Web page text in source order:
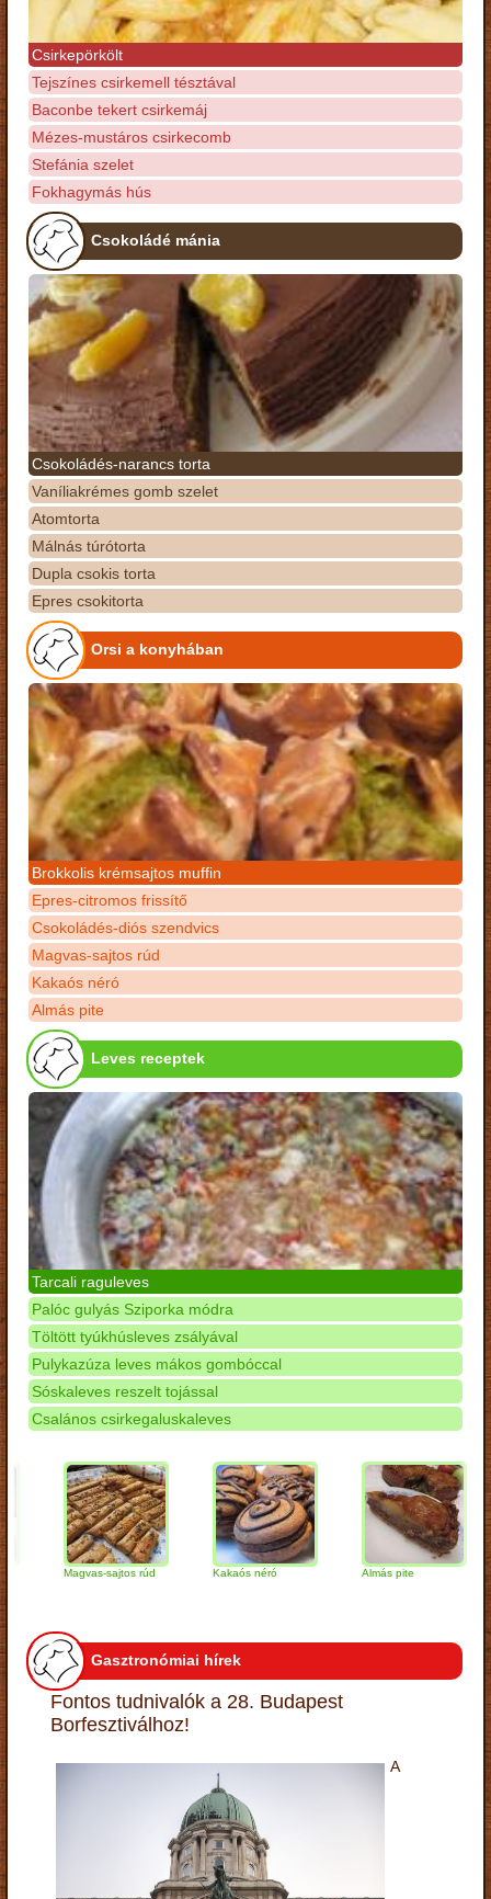
Csirkepörkölt
Tejszínes csirkemell tésztával
Baconbe tekert csirkemáj
Mézes-mustáros csirkecomb
Stefánia szelet
Fokhagymás hús
Csokoládé mánia
Csokoládés-narancs torta
Vaníliakrémes gomb szelet
Atomtorta
Málnás túrótorta
Dupla csokis torta
Epres csokitorta
Orsi a konyhában
Brokkolis krémsajtos muffin
Epres-citromos frissítő
Csokoládés-diós szendvics
Magvas-sajtos rúd
Kakaós néró
Almás pite
Leves receptek
Tarcali raguleves
Palóc gulyás Sziporka módra
Töltött tyúkhúsleves zsályával
Pulykazúza leves mákos gombóccal
Sóskaleves reszelt tojással
Csalános csirkegaluskaleves
Magvas-sajtos rúd Kakaós néró Almás pite
Gasztronómiai hírek
Fontos tudnivalók a 28. Budapest
Borfesztiválhoz!
A